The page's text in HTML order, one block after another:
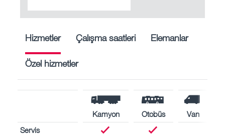
Hizmetler Çalışma saatleri Elemanlar
Özel hizmetler
Kamyon Otobüs
Van
Servis